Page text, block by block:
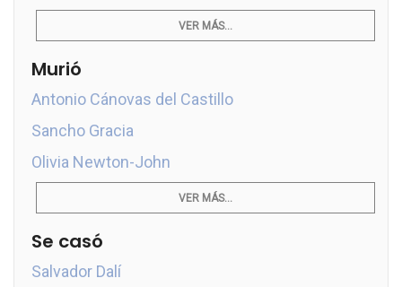
VER MÁS...
Murió
Antonio Cánovas del Castillo
Sancho Gracia
Olivia Newton-John
VER MÁS...
Se casó
Salvador Dalí